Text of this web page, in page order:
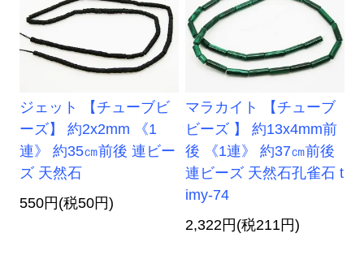
ジェット 【チューブビ
ーズ】 約2x2mm 《1
連》 約35㎝前後 連ビー
ズ 天然石
550円(税50円)
マラカイト 【チューブ
ビーズ 】 約13x4mm前
後 《1連》 約37㎝前後
連ビーズ 天然石孔雀石 t
imy-74
2,322円(税211円)